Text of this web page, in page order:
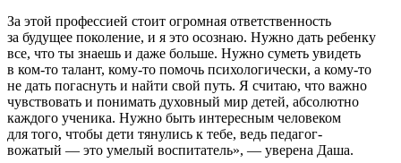
За этой профессией стоит огромная ответственность
за будущее поколение, и я это осознаю. Нужно дать ребенку
все, что ты знаешь и даже больше. Нужно суметь увидеть
в ком-то талант, кому-то помочь психологически, а кому-то
не дать погаснуть и найти свой путь. Я считаю, что важно
чувствовать и понимать духовный мир детей, абсолютно
каждого ученика. Нужно быть интересным человеком
для того, чтобы дети тянулись к тебе, ведь педагог-
вожатый — это умелый воспитатель», — уверена Даша.